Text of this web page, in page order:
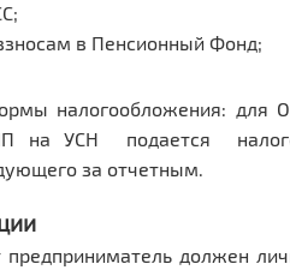
в Пенсионный Фонд;
налогообложения:
на УСН подается
за отчетным.
должен